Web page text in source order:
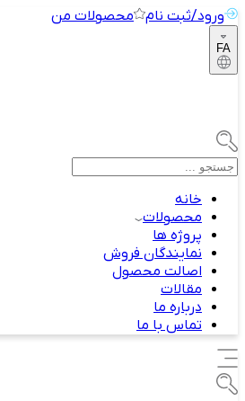
ورود/ثبت نام محصولات من
FA
خانه
محصولات
پروژه ها
نمایندگان فروش
اصالت محصول
مقالات
درباره ما
تماس با ما